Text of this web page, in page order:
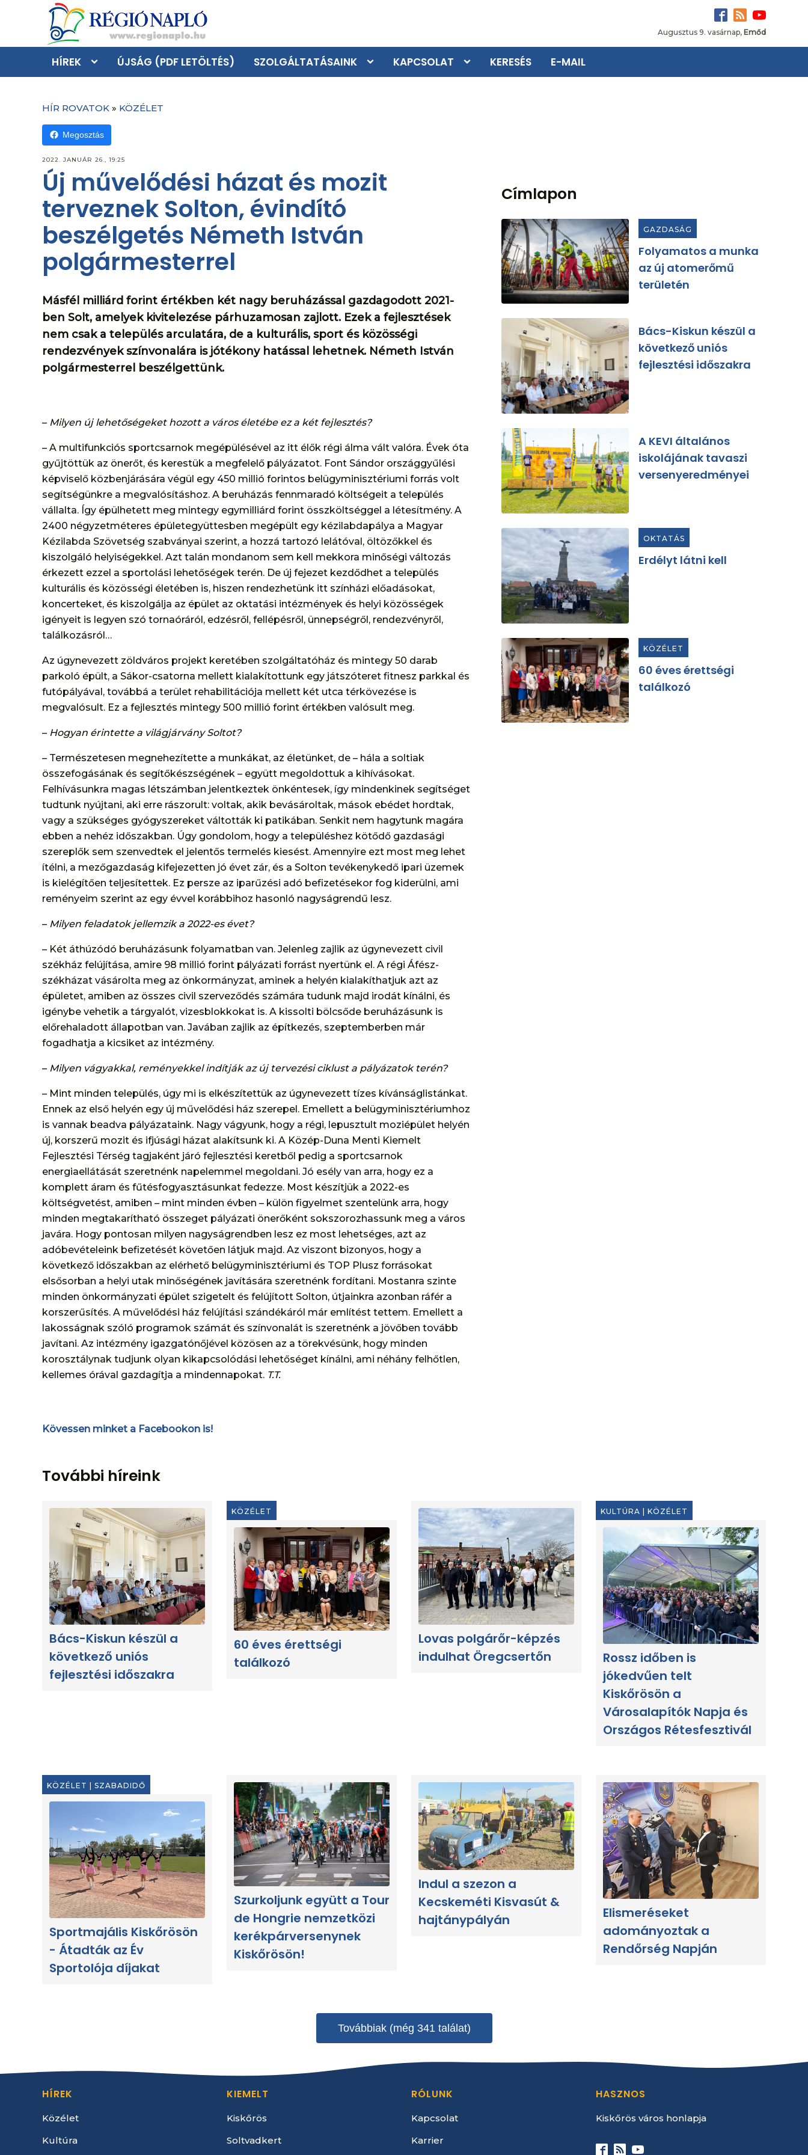
Augusztus 9. vasárnap, Emőd
HÍREK ÚJSÁG (PDF LETÖLTÉS) SZOLGÁLTATÁSAINK KAPCSOLAT KERESÉS E-MAIL
HÍR ROVATOK » KÖZÉLET
Megosztás
2022. JANUÁR 26., 19:25
Új művelődési házat és mozit
terveznek Solton, évindító
beszélgetés Németh István
polgármesterrel
Másfél milliárd forint értékben két nagy beruházással gazdagodott 2021-
ben Solt, amelyek kivitelezése párhuzamosan zajlott. Ezek a fejlesztések
nem csak a település arculatára, de a kulturális, sport és közösségi
rendezvények színvonalára is jótékony hatással lehetnek. Németh István
polgármesterrel beszélgettünk.
– Milyen új lehetőségeket hozott a város életébe ez a két fejlesztés?
– A multifunkciós sportcsarnok megépülésével az itt élők régi álma vált valóra. Évek óta
gyűjtöttük az önerőt, és kerestük a megfelelő pályázatot. Font Sándor országgyűlési
képviselő közbenjárására végül egy 450 millió forintos belügyminisztériumi forrás volt
segítségünkre a megvalósításhoz. A beruházás fennmaradó költségeit a település
vállalta. Így épülhetett meg mintegy egymilliárd forint összköltséggel a létesítmény. A
2400 négyzetméteres épületegyüttesben megépült egy kézilabdapálya a Magyar
Kézilabda Szövetség szabványai szerint, a hozzá tartozó lelátóval, öltözőkkel és
kiszolgáló helyiségekkel. Azt talán mondanom sem kell mekkora minőségi változás
érkezett ezzel a sportolási lehetőségek terén. De új fejezet kezdődhet a település
kulturális és közösségi életében is, hiszen rendezhetünk itt színházi előadásokat,
koncerteket, és kiszolgálja az épület az oktatási intézmények és helyi közösségek
igényeit is legyen szó tornaóráról, edzésről, fellépésről, ünnepségről, rendezvényről,
találkozásról…
Az úgynevezett zöldváros projekt keretében szolgáltatóház és mintegy 50 darab
parkoló épült, a Sákor-csatorna mellett kialakítottunk egy játszóteret fitnesz parkkal és
futópályával, továbbá a terület rehabilitációja mellett két utca térkövezése is
megvalósult. Ez a fejlesztés mintegy 500 millió forint értékben valósult meg.
– Hogyan érintette a világjárvány Soltot?
– Természetesen megnehezítette a munkákat, az életünket, de – hála a soltiak
összefogásának és segítőkészségének – együtt megoldottuk a kihívásokat.
Felhívásunkra magas létszámban jelentkeztek önkéntesek, így mindenkinek segítséget
tudtunk nyújtani, aki erre rászorult: voltak, akik bevásároltak, mások ebédet hordtak,
vagy a szükséges gyógyszereket váltották ki patikában. Senkit nem hagytunk magára
ebben a nehéz időszakban. Úgy gondolom, hogy a településhez kötődő gazdasági
szereplők sem szenvedtek el jelentős termelés kiesést. Amennyire ezt most meg lehet
ítélni, a mezőgazdaság kifejezetten jó évet zár, és a Solton tevékenykedő ipari üzemek
is kielégítően teljesítettek. Ez persze az iparűzési adó befizetésekor fog kiderülni, ami
reményeim szerint az egy évvel korábbihoz hasonló nagyságrendű lesz.
– Milyen feladatok jellemzik a 2022-es évet?
– Két áthúzódó beruházásunk folyamatban van. Jelenleg zajlik az úgynevezett civil
székház felújítása, amire 98 millió forint pályázati forrást nyertünk el. A régi Áfész-
székházat vásárolta meg az önkormányzat, aminek a helyén kialakíthatjuk azt az
épületet, amiben az összes civil szerveződés számára tudunk majd irodát kínálni, és
igénybe vehetik a tárgyalót, vizesblokkokat is. A kissolti bölcsőde beruházásunk is
előrehaladott állapotban van. Javában zajlik az építkezés, szeptemberben már
fogadhatja a kicsiket az intézmény.
– Milyen vágyakkal, reményekkel indítják az új tervezési ciklust a pályázatok terén?
– Mint minden település, úgy mi is elkészítettük az úgynevezett tízes kívánságlistánkat.
Ennek az első helyén egy új művelődési ház szerepel. Emellett a belügyminisztériumhoz
is vannak beadva pályázataink. Nagy vágyunk, hogy a régi, lepusztult moziépület helyén
új, korszerű mozit és ifjúsági házat alakítsunk ki. A Közép-Duna Menti Kiemelt
Fejlesztési Térség tagjaként járó fejlesztési keretből pedig a sportcsarnok
energiaellátását szeretnénk napelemmel megoldani. Jó esély van arra, hogy ez a
komplett áram és fűtésfogyasztásunkat fedezze. Most készítjük a 2022-es
költségvetést, amiben – mint minden évben – külön figyelmet szentelünk arra, hogy
minden megtakarítható összeget pályázati önerőként sokszorozhassunk meg a város
javára. Hogy pontosan milyen nagyságrendben lesz ez most lehetséges, azt az
adóbevételeink befizetését követően látjuk majd. Az viszont bizonyos, hogy a
következő időszakban az elérhető belügyminisztériumi és TOP Plusz forrásokat
elsősorban a helyi utak minőségének javítására szeretnénk fordítani. Mostanra szinte
minden önkormányzati épület szigetelt és felújított Solton, útjainkra azonban ráfér a
korszerűsítés. A művelődési ház felújítási szándékáról már említést tettem. Emellett a
lakosságnak szóló programok számát és színvonalát is szeretnénk a jövőben tovább
javítani. Az intézmény igazgatónőjével közösen az a törekvésünk, hogy minden
korosztálynak tudjunk olyan kikapcsolódási lehetőséget kínálni, ami néhány felhőtlen,
kellemes órával gazdagítja a mindennapokat. T.T.
Kövessen minket a Facebookon is!
Címlapon
GAZDASÁG
Folyamatos a munka
az új atomerőmű
területén
Bács-Kiskun készül a
következő uniós
fejlesztési időszakra
A KEVI általános
iskolájának tavaszi
versenyeredményei
OKTATÁS
Erdélyt látni kell
KÖZÉLET
60 éves érettségi
találkozó
További híreink
Bács-Kiskun készül a
következő uniós
fejlesztési időszakra
KÖZÉLET
60 éves érettségi
találkozó
Lovas polgárőr-képzés
indulhat Öregcsertőn
KULTÚRA KÖZÉLET
Rossz időben is
jókedvűen telt
Kiskőrösön a
Városalapítók Napja és
Országos Rétesfesztivál
KÖZÉLET SZABADIDŐ
Sportmajális Kiskőrösön
- Átadták az Év
Sportolója díjakat
Szurkoljunk együtt a Tour
de Hongrie nemzetközi
kerékpárversenynek
Kiskőrösön!
Indul a szezon a
Kecskeméti Kisvasút &
hajtánypályán
Elismeréseket
adományoztak a
Rendőrség Napján
Továbbiak (még 341 találat)
HÍREK
Közélet
Kultúra
KIEMELT
Kiskőrös
Soltvadkert
RÓLUNK
Kapcsolat
Karrier
HASZNOS
Kiskőrös város honlapja